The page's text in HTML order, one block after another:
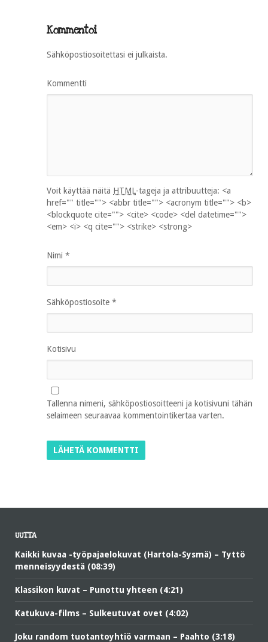
Kommentoi
Sähköpostiosoitettasi ei julkaista.
Kommentti
Voit käyttää näitä HTML-tageja ja attribuutteja: <a
href="" title=""> <abbr title=""> <acronym title=""> <b>
<blockquote cite=""> <cite> <code> <del datetime="">
<em> <i> <q cite=""> <strike> <strong>
Nimi *
Sähköpostiosoite *
Kotisivu
Tallenna nimeni, sähköpostiosoitteeni ja kotisivuni tähän
selaimeen seuraavaa kommentointikertaa varten.
UUTTA
Kaikki kuvaa -työpajaelokuvat (Hartola-Sysmä) – Tyttö
menneisyydestä (08:39)
Klassikon kuvat – Punottu yhteen (4:21)
Katukuva-films – Sulkeutuvat ovet (4:02)
Joku random tuotantoyhtiö varmaan – Paahto (3:18)